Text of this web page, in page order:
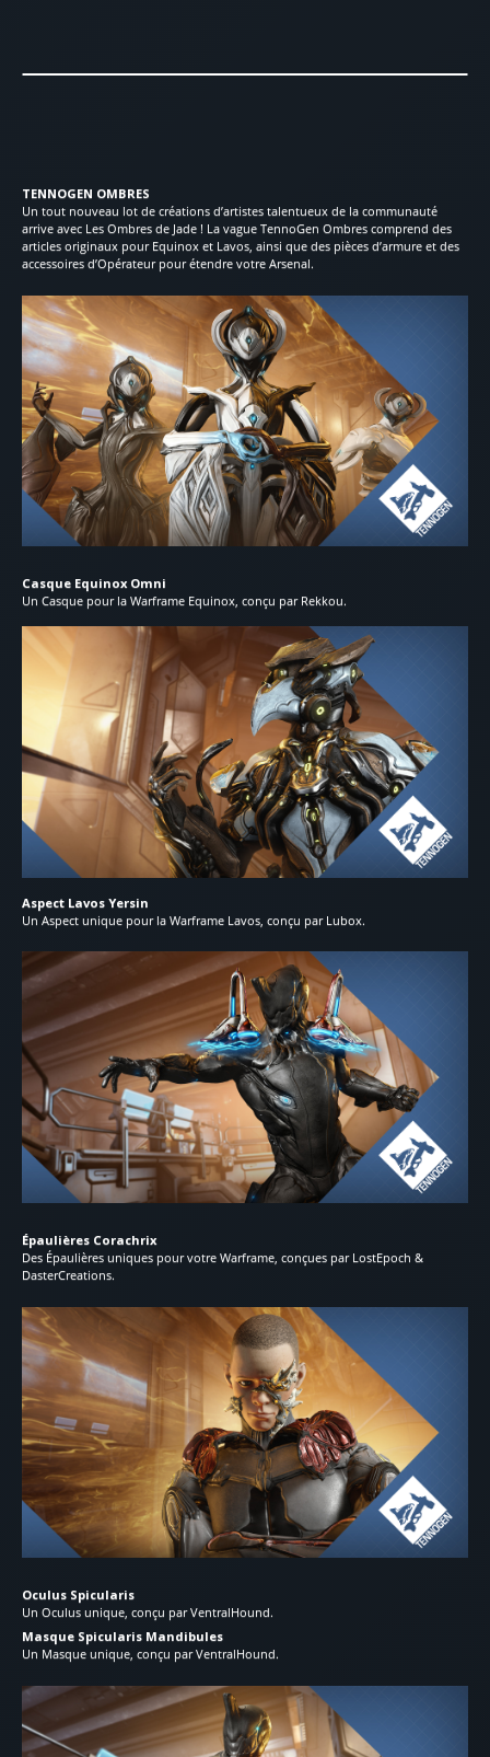
TENNOGEN OMBRES
Un tout nouveau lot de créations d’artistes talentueux de la communauté
arrive avec Les Ombres de Jade ! La vague TennoGen Ombres comprend des
articles originaux pour Equinox et Lavos, ainsi que des pièces d’armure et des
accessoires d’Opérateur pour étendre votre Arsenal.
Casque Equinox Omni
Un Casque pour la Warframe Equinox, conçu par Rekkou.
Aspect Lavos Yersin
Un Aspect unique pour la Warframe Lavos, conçu par Lubox.
Épaulières Corachrix
Des Épaulières uniques pour votre Warframe, conçues par LostEpoch &
DasterCreations.
Oculus Spicularis
Un Oculus unique, conçu par VentralHound.
Masque Spicularis Mandibules
Un Masque unique, conçu par VentralHound.